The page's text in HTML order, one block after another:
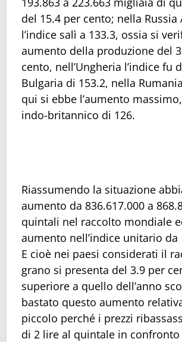
del 15.4 per cento; nella Russia
l’indice salì a 133.3, ossia si
aumento della produzione del
cento, nell’Ungheria l’indice fu
Bulgaria di 153.2, nella
qui si ebbe l’aumento
indo-britannico di 126.
Riassumendo la situazione
aumento da 836.617.000 a
quintali nel raccolto mondiale
aumento nell’indice unitario da
E cioè nei paesi considerati il
grano si presenta del 3.9 per
superiore a quello dell’anno
bastato questo aumento
piccolo perché i prezzi
di 2 lire al quintale in confronto